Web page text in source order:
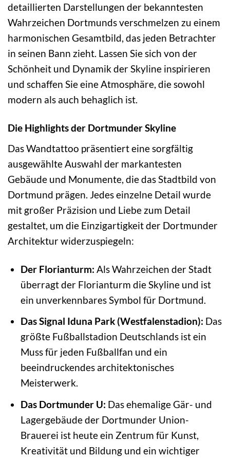
detaillierten Darstellungen der bekanntesten
Wahrzeichen Dortmunds verschmelzen zu einem
harmonischen Gesamtbild, das jeden Betrachter
in seinen Bann zieht. Lassen Sie sich von der
Schönheit und Dynamik der Skyline inspirieren
und schaffen Sie eine Atmosphäre, die sowohl
modern als auch behaglich ist.
Die Highlights der Dortmunder Skyline
Das Wandtattoo präsentiert eine sorgfältig
ausgewählte Auswahl der markantesten
Gebäude und Monumente, die das Stadtbild von
Dortmund prägen. Jedes einzelne Detail wurde
mit großer Präzision und Liebe zum Detail
gestaltet, um die Einzigartigkeit der Dortmunder
Architektur widerzuspiegeln:
Der Florianturm: Als Wahrzeichen der Stadt
überragt der Florianturm die Skyline und ist
ein unverkennbares Symbol für Dortmund.
Das Signal Iduna Park (Westfalenstadion): Das
größte Fußballstadion Deutschlands ist ein
Muss für jeden Fußballfan und ein
beeindruckendes architektonisches
Meisterwerk.
Das Dortmunder U: Das ehemalige Gär- und
Lagergebäude der Dortmunder Union-
Brauerei ist heute ein Zentrum für Kunst,
Kreativität und Bildung und ein wichtiger